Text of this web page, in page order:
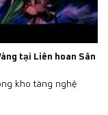
tại Liên hoan Sân
kho tàng nghệ